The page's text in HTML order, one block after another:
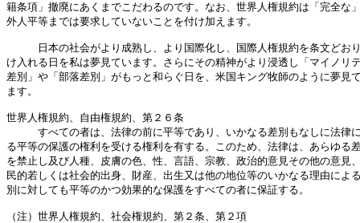
籍条項」撤廃にあくまでこだわるのです。なお、世界人権規約は「完全な
外人平等までは要求していないことを付け加えます。
日本の社会がより成熟し、より国際化し、国際人権規約を条文どお
け入れる日を私は夢見ています。さらにその精神がより浸透し「マイノリ
差別」や「部落差別」がもっと和らぐ日を、米国キング牧師のように夢見
ます。
世界人権規約、自由権規約、第２６条
すべての者は、法律の前に平等であり、いかなる差別もなしに法律
る平等の保護の権利を受ける権利を有する。このため、法律は、あらゆる
を禁止し及び人種、皮膚の色、性、言語、宗教、政治的意見その他の意見
民的若しくは社会的出身、財産、出生又は他の地位等のいかなる理由によ
別に対しても平等のかつ効果的な保護をすべての者に保証する。
（注）世界人権規約、社会権規約、第２条、第２項